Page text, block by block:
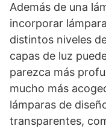
Además de una
incorporar
distintos niveles
capas de luz
parezca más
mucho más
lámparas de
transparentes,